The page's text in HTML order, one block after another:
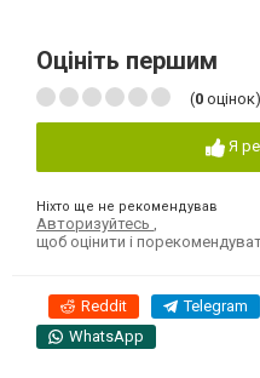
Оцініть першим
(0 оцінок)
Я
Ніхто ще не рекомендував
Авторизуйтесь
щоб оцінити і
Reddit Telegram
WhatsApp